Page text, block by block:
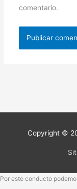
comentario.
Copyright ©
Por este conducto